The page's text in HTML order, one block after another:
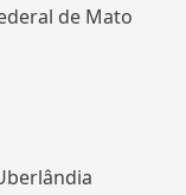
de Mato